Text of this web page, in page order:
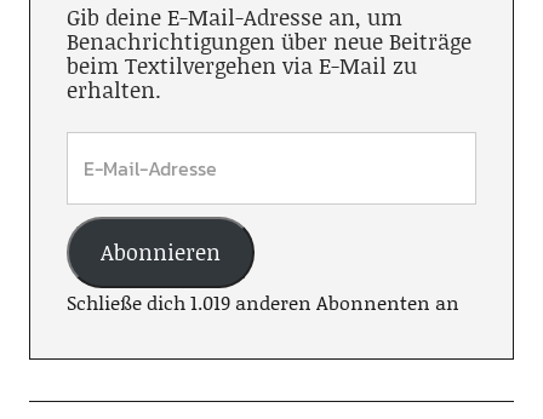
Gib deine E-Mail-Adresse an, um
Benachrichtigungen über neue Beiträge
beim Textilvergehen via E-Mail zu
erhalten.
Abonnieren
Schließe dich 1.019 anderen Abonnenten an